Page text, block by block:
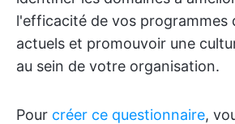
l'efficacité de vos programmes
actuels et promouvoir une
au sein de votre organisation.
Pour créer ce questionnaire,